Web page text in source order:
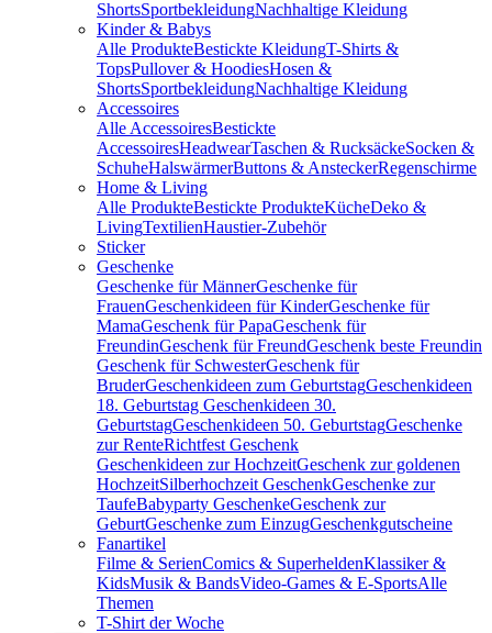
ShortsSportbekleidungNachhaltige Kleidung
Kinder & Babys
Alle ProdukteBestickte KleidungT-Shirts &
TopsPullover & HoodiesHosen &
ShortsSportbekleidungNachhaltige Kleidung
Accessoires
Alle AccessoiresBestickte
AccessoiresHeadwearTaschen & RucksäckeSocken &
SchuheHalswärmerButtons & AnsteckerRegenschirme
Home & Living
Alle ProdukteBestickte ProdukteKücheDeko &
LivingTextilienHaustier-Zubehör
Sticker
Geschenke
Geschenke für MännerGeschenke für
FrauenGeschenkideen für KinderGeschenke für
MamaGeschenk für PapaGeschenk für
FreundinGeschenk für FreundGeschenk beste Freundin
Geschenk für SchwesterGeschenk für
BruderGeschenkideen zum GeburtstagGeschenkideen
18. Geburtstag Geschenkideen 30.
GeburtstagGeschenkideen 50. GeburtstagGeschenke
zur RenteRichtfest Geschenk
Geschenkideen zur HochzeitGeschenk zur goldenen
HochzeitSilberhochzeit GeschenkGeschenke zur
TaufeBabyparty GeschenkeGeschenk zur
GeburtGeschenke zum EinzugGeschenkgutscheine
Fanartikel
Filme & SerienComics & SuperheldenKlassiker &
KidsMusik & BandsVideo-Games & E-SportsAlle
Themen
T-Shirt der Woche